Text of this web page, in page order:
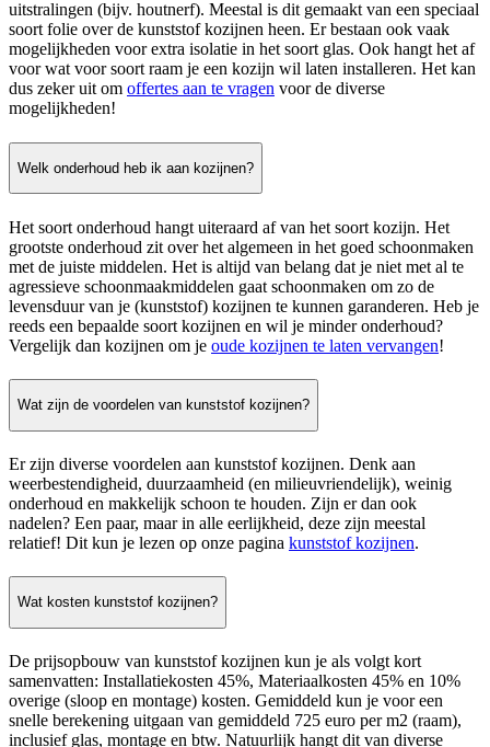
uitstralingen (bijv. houtnerf). Meestal is dit gemaakt van een speciaal
soort folie over de kunststof kozijnen heen. Er bestaan ook vaak
mogelijkheden voor extra isolatie in het soort glas. Ook hangt het af
voor wat voor soort raam je een kozijn wil laten installeren. Het kan
dus zeker uit om offertes aan te vragen voor de diverse
mogelijkheden!
Welk onderhoud heb ik aan kozijnen?
Het soort onderhoud hangt uiteraard af van het soort kozijn. Het
grootste onderhoud zit over het algemeen in het goed schoonmaken
met de juiste middelen. Het is altijd van belang dat je niet met al te
agressieve schoonmaakmiddelen gaat schoonmaken om zo de
levensduur van je (kunststof) kozijnen te kunnen garanderen. Heb je
reeds een bepaalde soort kozijnen en wil je minder onderhoud?
Vergelijk dan kozijnen om je oude kozijnen te laten vervangen!
Wat zijn de voordelen van kunststof kozijnen?
Er zijn diverse voordelen aan kunststof kozijnen. Denk aan
weerbestendigheid, duurzaamheid (en milieuvriendelijk), weinig
onderhoud en makkelijk schoon te houden. Zijn er dan ook
nadelen? Een paar, maar in alle eerlijkheid, deze zijn meestal
relatief! Dit kun je lezen op onze pagina kunststof kozijnen.
Wat kosten kunststof kozijnen?
De prijsopbouw van kunststof kozijnen kun je als volgt kort
samenvatten: Installatiekosten 45%, Materiaalkosten 45% en 10%
overige (sloop en montage) kosten. Gemiddeld kun je voor een
snelle berekening uitgaan van gemiddeld 725 euro per m2 (raam),
inclusief glas, montage en btw. Natuurlijk hangt dit van diverse